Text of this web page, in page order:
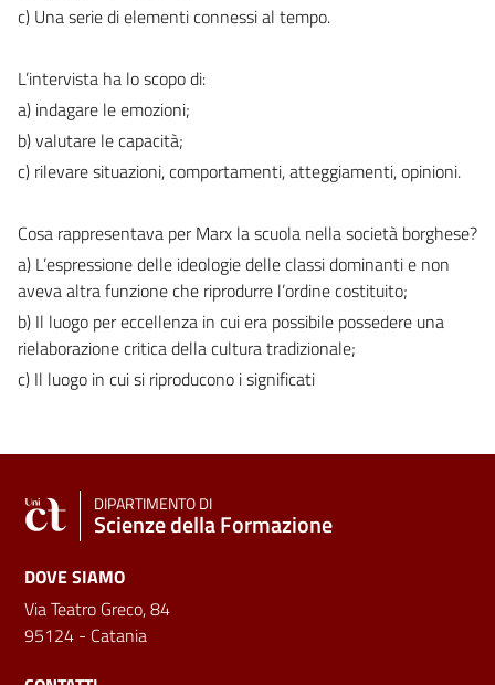
c) Una serie di elementi connessi al tempo.
L’intervista ha lo scopo di:
a) indagare le emozioni;
b) valutare le capacità;
c) rilevare situazioni, comportamenti, atteggiamenti, opinioni.
Cosa rappresentava per Marx la scuola nella società borghese?
a) L’espressione delle ideologie delle classi dominanti e non
aveva altra funzione che riprodurre l’ordine costituito;
b) Il luogo per eccellenza in cui era possibile possedere una
rielaborazione critica della cultura tradizionale;
c) Il luogo in cui si riproducono i significati
DIPARTIMENTO DI
Scienze della Formazione
DOVE SIAMO
Via Teatro Greco, 84
95124 - Catania